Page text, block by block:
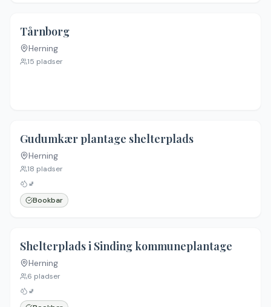
Tårnborg
Herning
15 pladser
Gudumkær plantage shelterplads
Herning
18 pladser
🚽
Bookbar
4.6(
Shelterplads i Sinding kommuneplantage
Herning
6 pladser
🚽